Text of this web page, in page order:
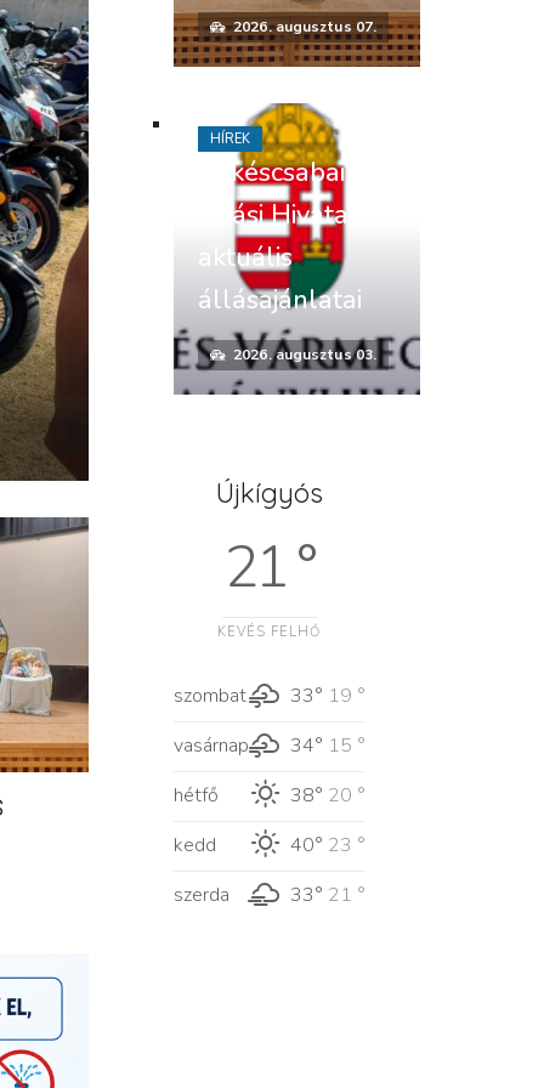
2026. augusztus 07.
Békéscsabai
Járási Hivatal
aktuális
állásajánlatai
2026. augusztus 03.
HÍREK
Újkígyós
21 °
KEVÉS FELHŐ
szombat 33° 19 °
vasárnap
34° 15 °
hétfő
38° 20 °
kedd
40° 23 °
szerda
33° 21 °